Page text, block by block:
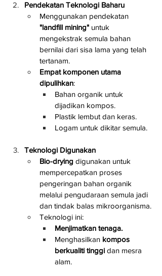
Pendekatan Teknologi Baharu
Menggunakan pendekatan
"landfill mining" untuk
mengekstrak semula bahan
bernilai dari sisa lama yang telah
tertanam.
Empat komponen utama
dipulihkan:
Bahan organik untuk
dijadikan kompos.
Plastik lembut dan keras.
Logam untuk dikitar semula.
Teknologi Digunakan
Bio-drying digunakan untuk
mempercepatkan proses
pengeringan bahan organik
melalui pengudaraan semula jadi
dan tindak balas mikroorganisma.
Teknologi ini:
Menjimatkan tenaga.
Menghasilkan kompos
berkualiti tinggi dan mesra
alam.